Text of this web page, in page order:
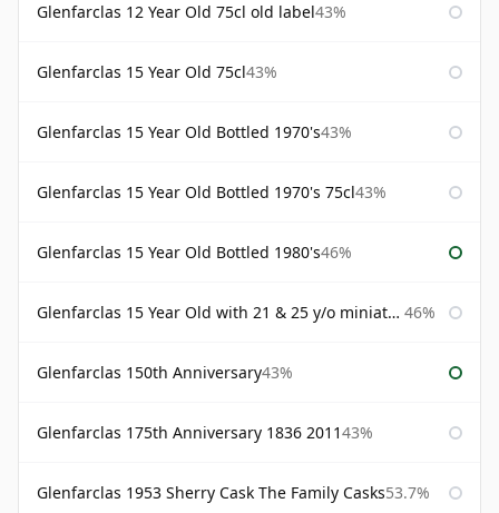
Glenfarclas 12 Year Old 75cl old label43%
Glenfarclas 15 Year Old 75cl43%
Glenfarclas 15 Year Old Bottled 1970's43%
Glenfarclas 15 Year Old Bottled 1970's 75cl43%
Glenfarclas 15 Year Old Bottled 1980's46%
Glenfarclas 15 Year Old with 21 & 25 y/o miniatures 46%
Glenfarclas 150th Anniversary43%
Glenfarclas 175th Anniversary 1836 201143%
Glenfarclas 1953 Sherry Cask The Family Casks53.7%